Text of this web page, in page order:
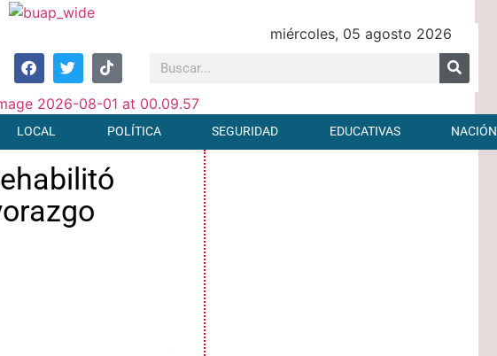
miércoles, 05 agosto 2026
LOCAL POLÍTICA SEGURIDAD EDUCATIVAS NACIÓN